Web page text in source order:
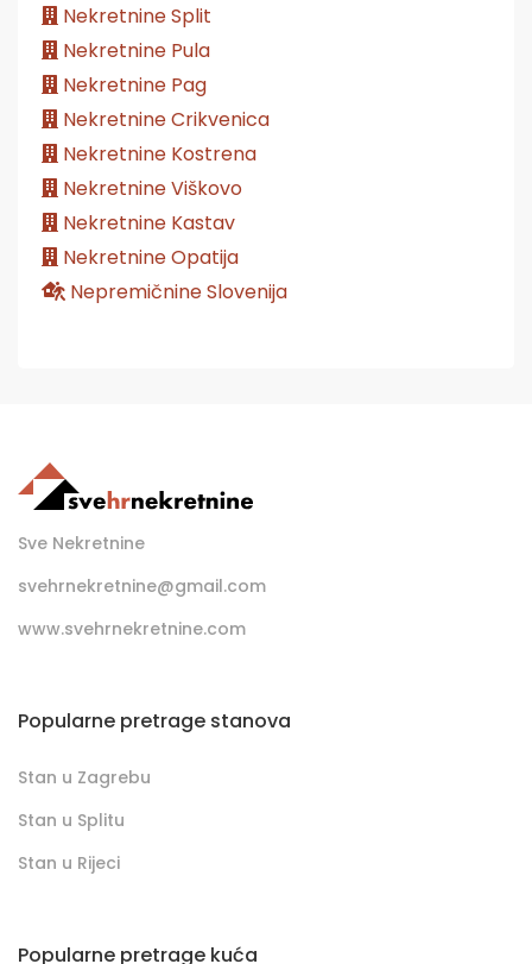
Nekretnine Split
Nekretnine Pula
Nekretnine Pag
Nekretnine Crikvenica
Nekretnine Kostrena
Nekretnine Viškovo
Nekretnine Kastav
Nekretnine Opatija
Nepremičnine Slovenija
Sve Nekretnine
svehrnekretnine@gmail.com
www.svehrnekretnine.com
Popularne pretrage stanova
Stan u Zagrebu
Stan u Splitu
Stan u Rijeci
Popularne pretrage kuća